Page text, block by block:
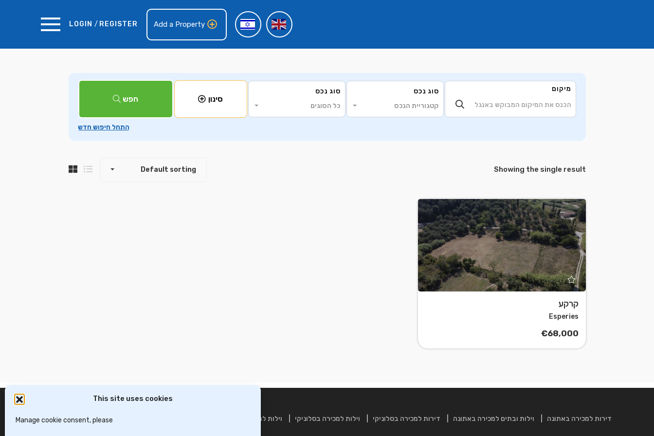
This site uses cookies
Manage cookie consent, please
LOGIN / REGISTER Add a Property
OpenStreetMap
מיקום
סוג נכס
קטגוריית הנכס
סוג נכס
כל הסוגים
סינון חפש
Showing the single result
Default sorting
קרקע
Esperies
€68,000
דירות למכירה באתונה וילות ובתים למכירה באתונה דירות למכירה בסלוניקי וילות למכירה בסלוניקי וילות למכירה בכרתים